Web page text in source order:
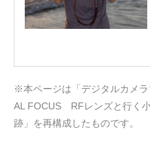
※本ページは「デジタルカメ
AL FOCUS RFレンズと行く
跡」を再構成したものです。